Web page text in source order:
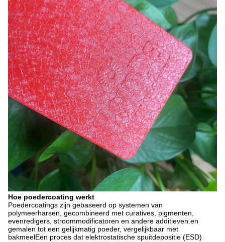
Hoe poedercoating werkt
Poedercoatings zijn gebaseerd op systemen van
polymeerharsen, gecombineerd met curatives, pigmenten,
evenredigers, stroommodificatoren en andere additieven.en
gemalen tot een gelijkmatig poeder, vergelijkbaar met
bakmeelEen proces dat elektrostatische spuitdepositie (ESD)